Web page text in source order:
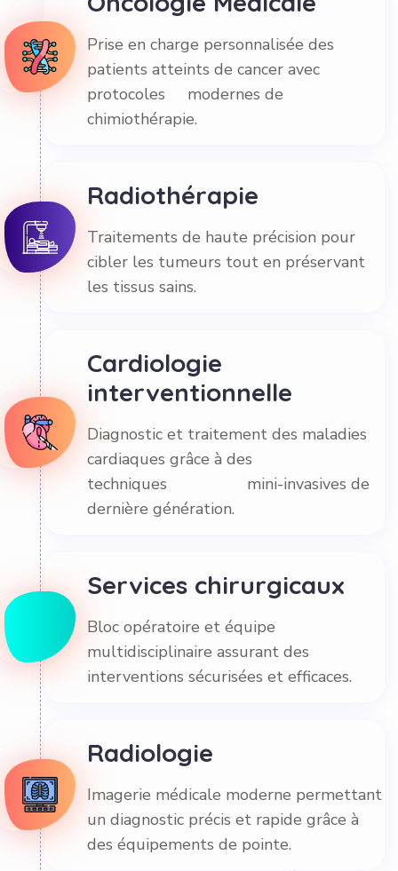
Prise en charge personnalisée des
patients atteints de cancer avec
protocoles modernes de
chimiothérapie.
Radiothérapie
Traitements de haute précision pour
cibler les tumeurs tout en préservant
les tissus sains.
Cardiologie
interventionnelle
Diagnostic et traitement des maladies
cardiaques grâce à des
techniques mini-invasives de
dernière génération.
Services chirurgicaux
Bloc opératoire et équipe
multidisciplinaire assurant des
interventions sécurisées et efficaces.
Radiologie
Imagerie médicale moderne permettant
un diagnostic précis et rapide grâce à
des équipements de pointe.